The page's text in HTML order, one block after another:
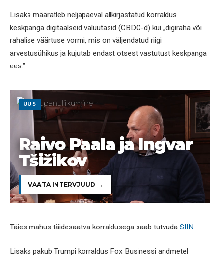
Lisaks määratleb neljapäeval allkirjastatud korraldus
keskpanga digitaalseid valuutasid (CBDC-d) kui „digiraha või
rahalise väärtuse vormi, mis on väljendatud riigi
arvestusühikus ja kujutab endast otsest vastutust keskpanga
ees.”
UUS
Raivo Paala ja Ingvar
Tšižikov
VAATA INTERVJUUD
Täies mahus täidesaatva korraldusega saab tutvuda SIIN
Lisaks pakub Trumpi korraldus Fox Businessi andmetel